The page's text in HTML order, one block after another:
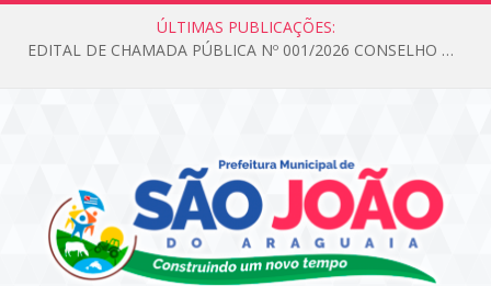
ÚLTIMAS PUBLICAÇÕES:
EDITAL DE CHAMADA PÚBLICA Nº 001/2026 CONSELHO DOS DIREITOS DA CRIANÇA E DO ADOLESCENTE